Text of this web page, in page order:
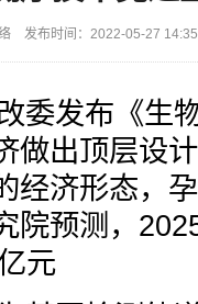
发布时间：2022-05-27
委发布《生
做出顶层设
经济形态，
院预测，
元